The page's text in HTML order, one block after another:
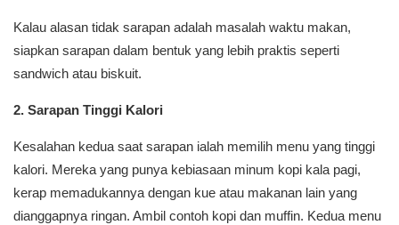
Kalau alasan tidak sarapan adalah masalah waktu makan,
siapkan sarapan dalam bentuk yang lebih praktis seperti
sandwich atau biskuit.
2. Sarapan Tinggi Kalori
Kesalahan kedua saat sarapan ialah memilih menu yang tinggi
kalori. Mereka yang punya kebiasaan minum kopi kala pagi,
kerap memadukannya dengan kue atau makanan lain yang
dianggapnya ringan. Ambil contoh kopi dan muffin. Kedua menu